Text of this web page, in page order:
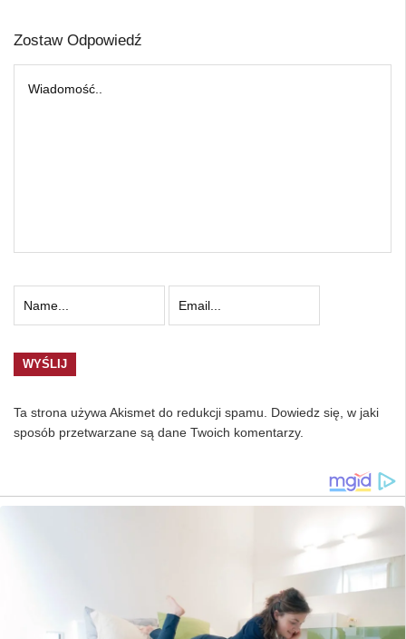
Zostaw Odpowiedź
Ta strona używa Akismet do redukcji spamu. Dowiedz się, w jaki
sposób przetwarzane są dane Twoich komentarzy.